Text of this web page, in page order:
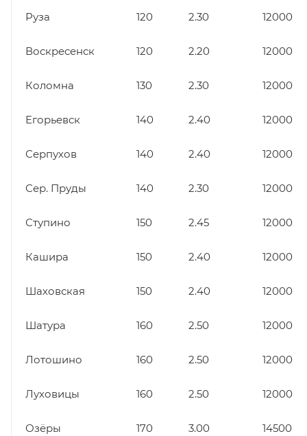
Руза 120 2.30 12000
Воскресенск 120 2.20 12000
Коломна 130 2.30 12000
Егорьевск 140 2.40 12000
Серпухов 140 2.40 12000
Сер. Пруды 140 2.30 12000
Ступино 150 2.45 12000
Кашира 150 2.40 12000
Шаховская 150 2.40 12000
Шатура 160 2.50 12000
Лотошино 160 2.50 12000
Луховицы 160 2.50 12000
Озёры 170 3.00 14500